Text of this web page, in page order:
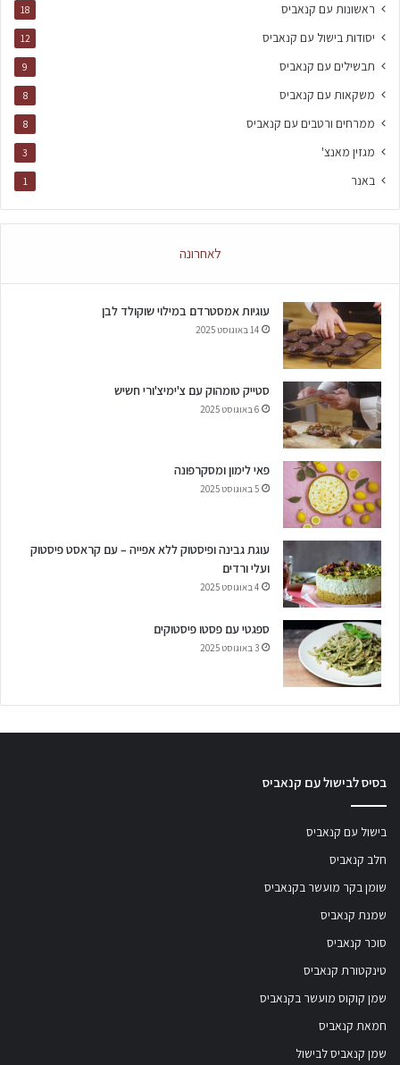
ראשונות עם קנאביס 18
יסודות בישול עם קנאביס 12
תבשילים עם קנאביס 9
משקאות עם קנאביס 8
ממרחים ורטבים עם קנאביס 8
מגזין מאנצ' 3
באנר 1
לאחרונה
עוגיות אמסטרדם במילוי שוקולד לבן
14 באוגוסט 2025
סטייק טומהוק עם צ'ימיצ'ורי חשיש
6 באוגוסט 2025
פאי לימון ומסקרפונה
5 באוגוסט 2025
עוגת גבינה ופיסטוק ללא אפייה – עם קראסט פיסטוק
ועלי ורדים
4 באוגוסט 2025
ספגטי עם פסטו פיסטוקים
3 באוגוסט 2025
בסיס לבישול עם קנאביס
בישול עם קנאביס
חלב קנאביס
שומן בקר מועשר בקנאביס
שמנת קנאביס
סוכר קנאביס
טינקטורת קנאביס
שמן קוקוס מועשר בקנאביס
חמאת קנאביס
שמן קנאביס לבישול